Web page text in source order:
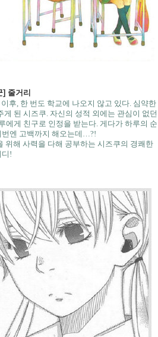
] 줄거리
후, 한 번도 학교에 나오지 않고 있다. 심약한
게 된 시즈쿠. 자신의 성적 외에는 관심이 없던
에게 친구로 인정을 받는다. 게다가 하루의 순
번엔 고백까지 해오는데…?!
위해 사력을 다해 공부하는 시즈쿠의 경쾌한
디!